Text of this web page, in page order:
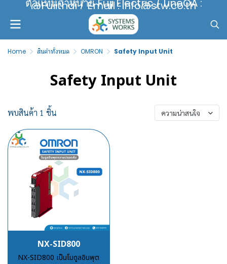
ตัวแทนจำหน่าย Fuji Electric / LineOA :
@Fujithai / Email : info@stw.co.th
Home สินค้าทั้งหมด OMRON Safety Input Unit
Safety Input Unit
พบสินค้า 1 ชิ้น ความน่าสนใจ
NX-SID800
NX-SID800 เป็นโมดูลอินพุต